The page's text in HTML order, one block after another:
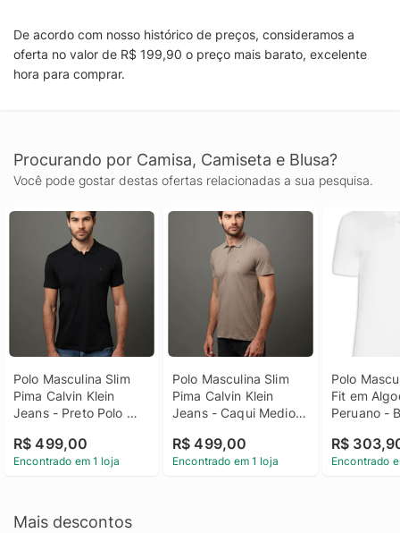
De acordo com nosso histórico de preços, consideramos a
oferta no valor de R$ 199,90 o preço mais barato, excelente
hora para comprar.
Procurando por Camisa, Camiseta e Blusa?
Você pode gostar destas ofertas relacionadas a sua pesquisa.
Polo Masculina Slim
Pima Calvin Klein
Jeans - Preto Polo
Calvin Klein Jeans
Preto Ggg
R$ 499,00
Encontrado em 1 loja
Polo Masculina Slim
Pima Calvin Klein
Jeans - Caqui Medio
Pima Calvin Klein
Jeans Caqui Medio
R$ 499,00
Encontrado em 1 loja
Polo
Fit em
Peruano -
R$
Encontrado
Mais descontos